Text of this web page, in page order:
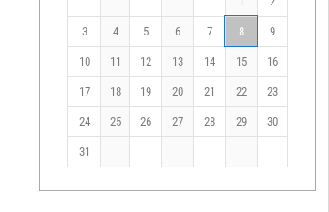
3 4 5 6 7 8 9
10 11 12 13 14 15 16
17 18 19 20 21 22 23
24 25 26 27 28 29 30
31